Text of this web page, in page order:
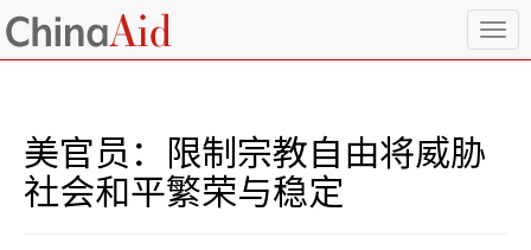
T
o
美官员：限制宗教自由将威胁
社会和平繁荣与稳定